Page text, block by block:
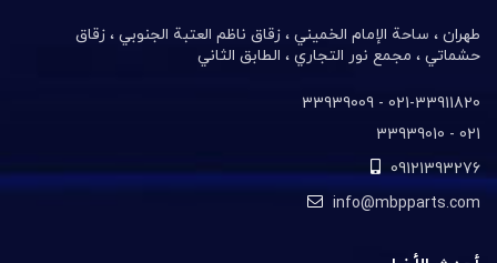
طهران ، ساحة الإمام الخميني ، زقاق ناظم العتبة الجنوبي ، زقاق
حشماتي ، مجمع نور التجاري ، الطابق الثاني
021-33911820- 33939009
021- 33939010
09121393276
info@mbpparts.com